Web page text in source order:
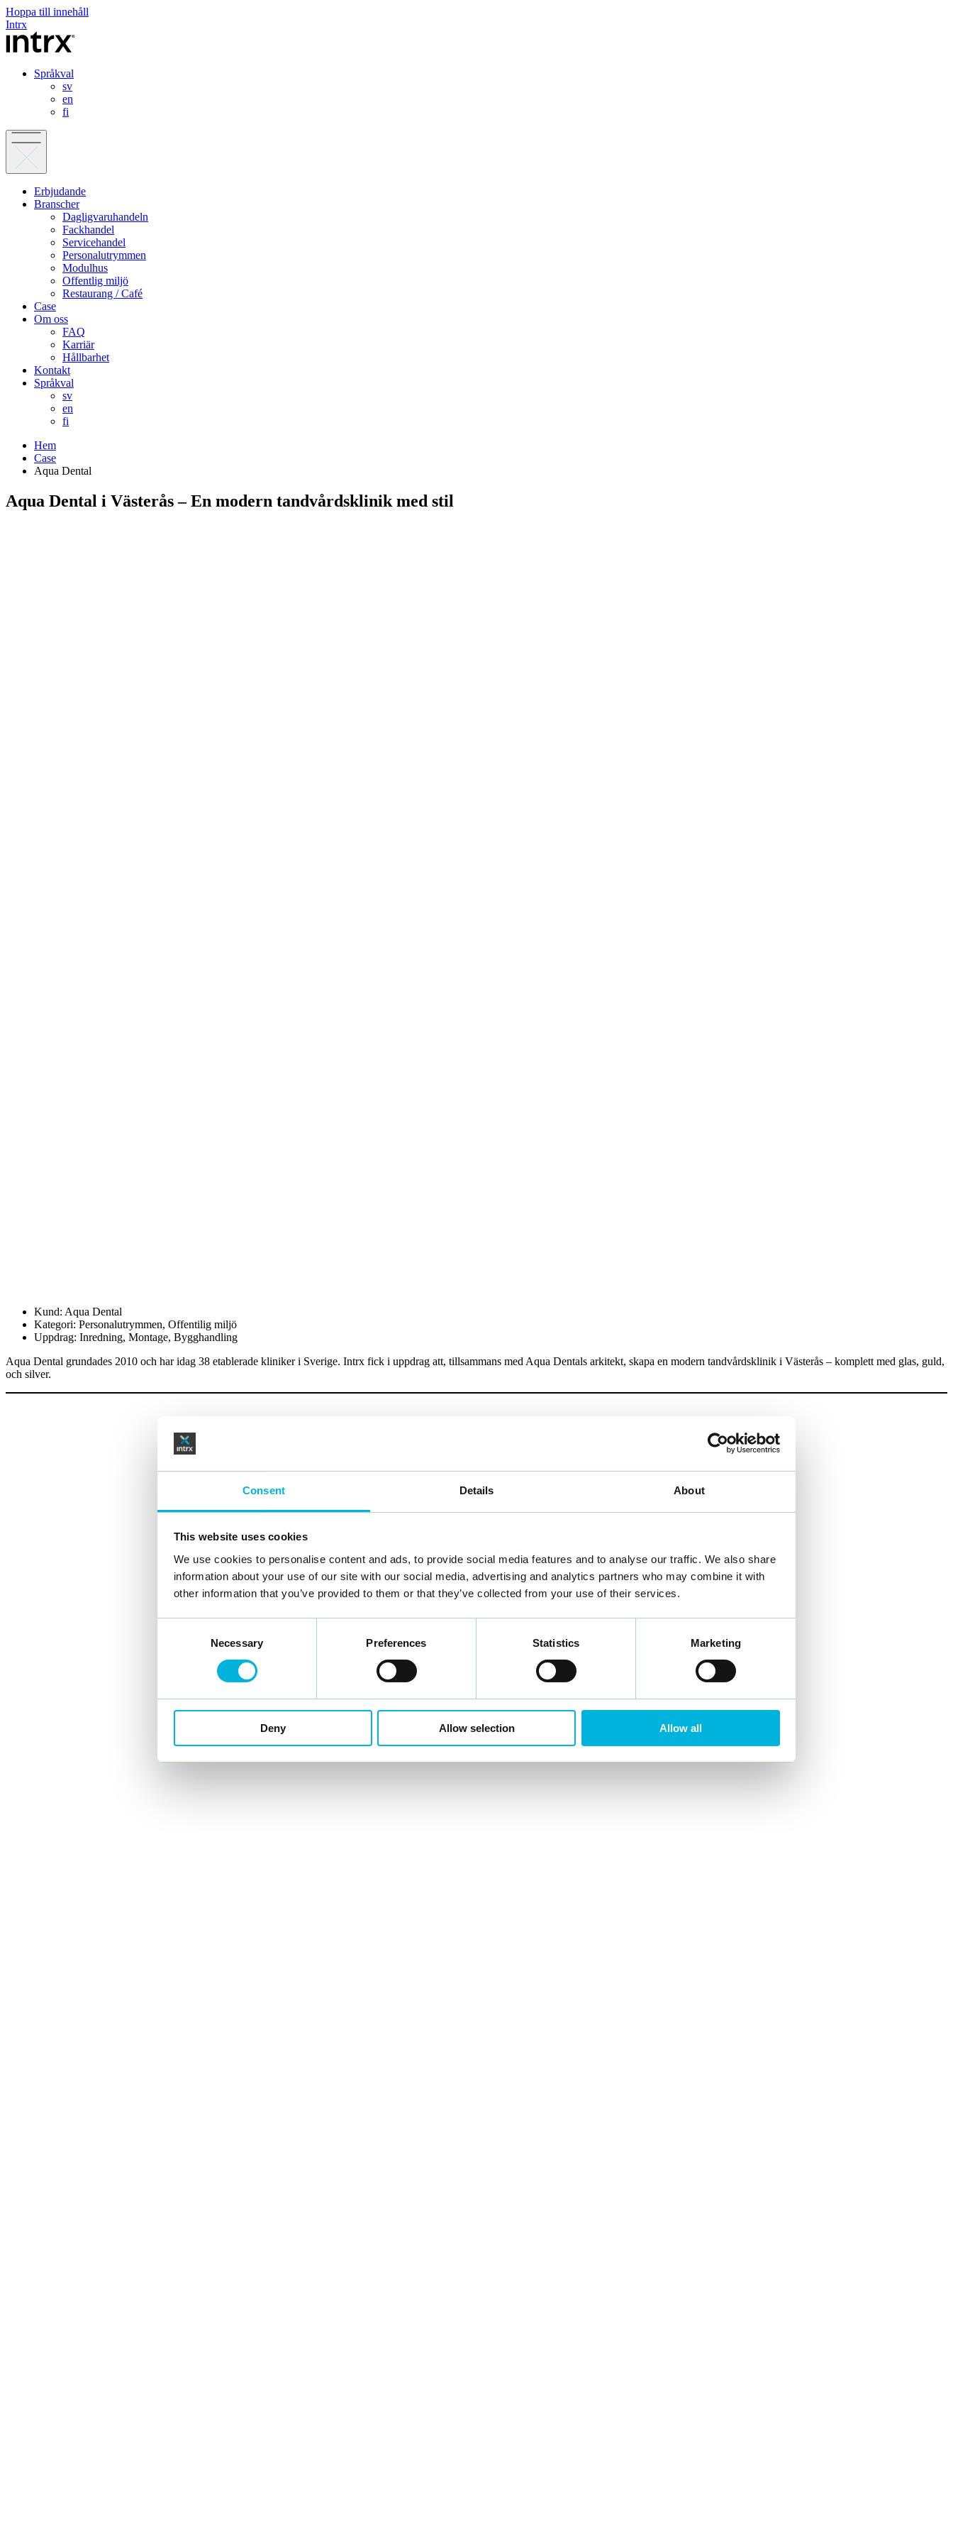
Consent Details About
This website uses cookies
We use cookies to personalise content and ads, to provide social media features and to analyse our traffic. We also share
information about your use of our site with our social media, advertising and analytics partners who may combine it with
other information that you’ve provided to them or that they’ve collected from your use of their services.
Necessary Preferences Statistics Marketing
Deny Allow selection Allow all
Hoppa till innehåll
Intrx
Språkval
sv
en
fi
Erbjudande
Branscher
Dagligvaruhandeln
Fackhandel
Servicehandel
Personalutrymmen
Modulhus
Offentlig miljö
Restaurang / Café
Case
Om oss
FAQ
Karriär
Hållbarhet
Kontakt
Språkval
sv
en
fi
Hem
Case
Aqua Dental
Aqua Dental i Västerås – En modern tandvårdsklinik med stil
Kund: Aqua Dental
Kategori: Personalutrymmen, Offentilig miljö
Uppdrag: Inredning, Montage, Bygghandling
Aqua Dental grundades 2010 och har idag 38 etablerade kliniker i Sverige. Intrx fick i uppdrag att, tillsammans med Aqua Dentals arkitekt, skapa en modern tandvårdsklinik i Västerås – komplett med glas, guld,
och silver.